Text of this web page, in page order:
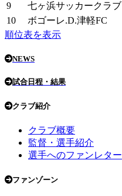
9
七ヶ浜サッカークラブ
10
ボゴーレ.D.津軽FC
順位表を表示
NEWS
試合日程・結果
クラブ紹介
クラブ概要
監督・選手紹介
選手へのファンレター
ファンゾーン